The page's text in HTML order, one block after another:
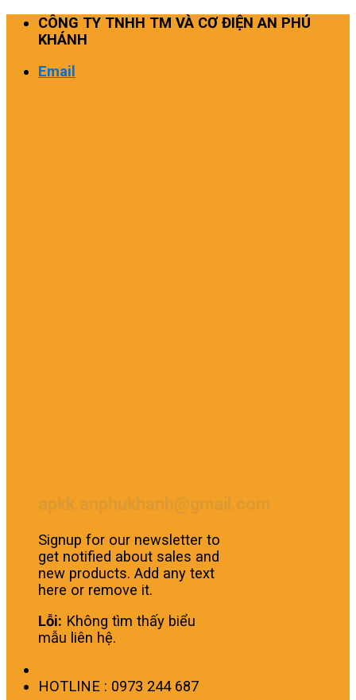
Skip
CÔNG TY TNHH TM VÀ CƠ ĐIỆN AN PHÚ
KHÁNH
Email
Signup for our newsletter to
get notified about sales and
new products. Add any text
here or remove it.
Lỗi: Không tìm thấy biểu
mẫu liên hệ.
HOTLINE : 0973 244 687